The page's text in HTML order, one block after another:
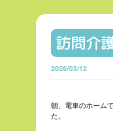
訪問介
2026/03/12
朝、電車のホーム
た。